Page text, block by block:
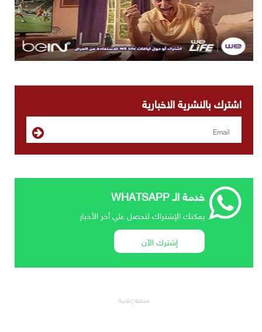
اشترك بالنشرية الاخبارية
خدمة الـ WHATSAPP
يمكنك الإشتراك لتحصل علي أخر الأخبار
إشترك الآن
مساحة إعلانية